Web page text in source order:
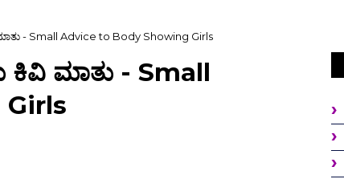
- Small Advice to Body Showing Girls
ಮಾತು - Small